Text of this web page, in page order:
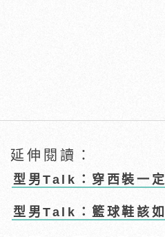
延伸閱讀：
型男Talk：穿西裝一
型男Talk：籃球鞋該如